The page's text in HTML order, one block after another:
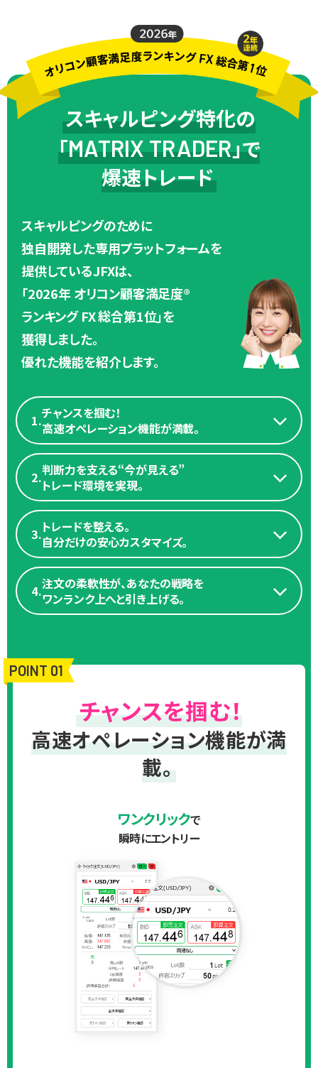
スキャルピング特化の
「MATRIX TRADER」で
爆速トレード
スキャルピングのために
独自開発した専用プラットフォームを
提供しているJFXは、
「2026年 オリコン顧客満足度®
ランキング FX 総合第1位」を
獲得しました。
優れた機能を紹介します。
1.チャンスを掴む！
高速オペレーション機能が満載。
2.判断力を支える“今が見える”
トレード環境を実現。
3.トレードを整える。
自分だけの安心カスタマイズ。
4.注文の柔軟性が、あなたの戦略を
ワンランク上へと引き上げる。
POINT 01
チャンスを掴む！
高速オペレーション機能が満
載。
ワンクリックで
瞬時にエントリー